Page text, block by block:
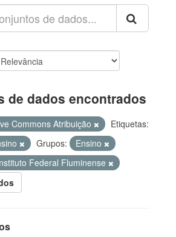
de dados encontrados
Commons Atribuição
Etiquetas:
Grupos:
Ensino
Federal Fluminense